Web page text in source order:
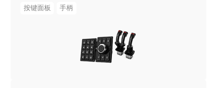
按键面板 手柄